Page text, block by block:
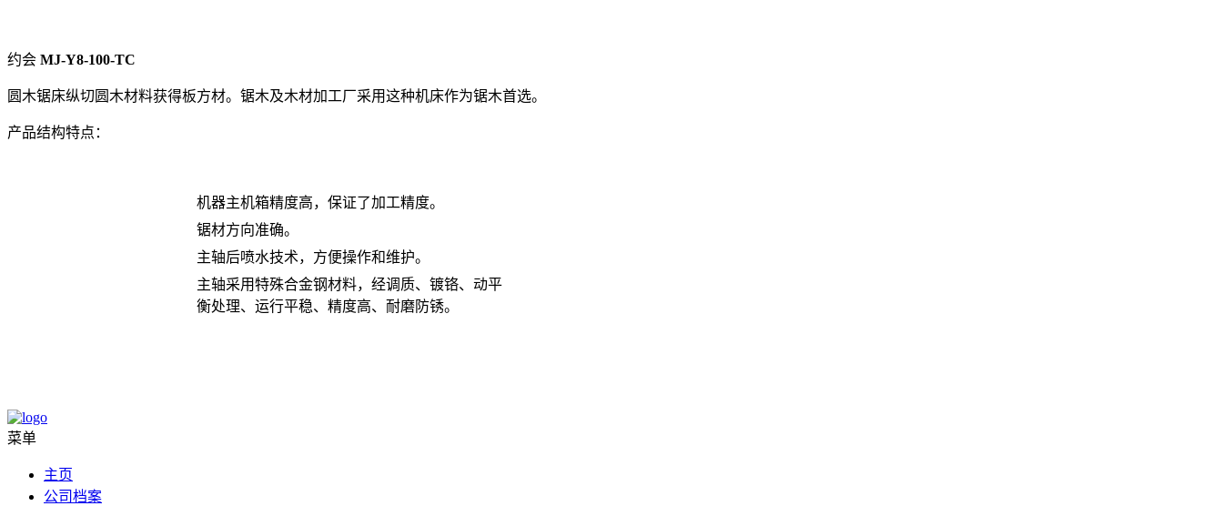
约会 MJ-Y8-100-ТС
圆木锯床纵切圆木材料获得板方材。锯木及木材加工厂采用这种机床作为锯木首选。
产品结构特点：
机器主机箱精度高，保证了加工精度。
锯材方向准确。
主轴后喷水技术，方便操作和维护。
主轴采用特殊合金钢材料，经调质、镀铬、动平
衡处理、运行平稳、精度高、耐磨防锈。
菜单
主页
公司档案